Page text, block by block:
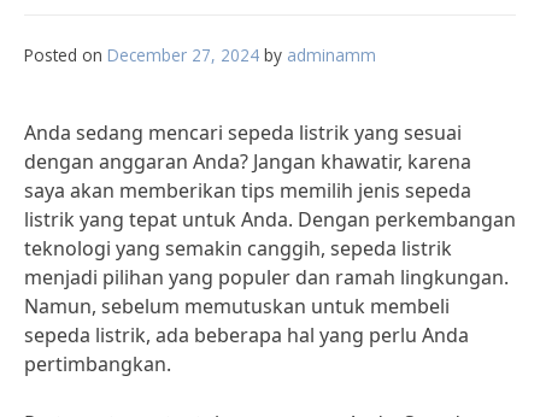
Posted on December 27, 2024 by adminamm
Anda sedang mencari sepeda listrik yang sesuai
dengan anggaran Anda? Jangan khawatir, karena
saya akan memberikan tips memilih jenis sepeda
listrik yang tepat untuk Anda. Dengan perkembangan
teknologi yang semakin canggih, sepeda listrik
menjadi pilihan yang populer dan ramah lingkungan.
Namun, sebelum memutuskan untuk membeli
sepeda listrik, ada beberapa hal yang perlu Anda
pertimbangkan.